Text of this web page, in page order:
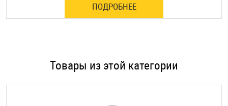
ПОДРОБНЕЕ
Товары из этой категории